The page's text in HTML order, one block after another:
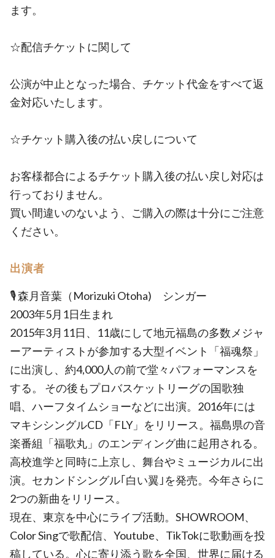
ます。
☆配信チケットに関して
公演が中止となった場合、チケット代金をすべて返
金対応いたします。
☆チケット購入後の払い戻しについて
お客様都合によるチケット購入後の払い戻し対応は
行っておりません。
買い間違いのないよう、ご購入の際は十分にご注意
ください。
出演者
🎙 森月音葉（Morizuki Otoha) シンガー
2003年5月1日生まれ
2015年3月11日、11歳にして地元福島の多数メジャ
ーアーティストが参加する大型イベント「福魂祭」
に出演し、約4,000人の前で堂々パフォーマンスを
する。 その後もプロバスケットリーグの国歌独
唱、ハーフタイムショーなどに出演。2016年には
マキシシングルCD「FLY」をリリース。福島県の音
楽番組「福歌丸」のエンディング曲に起用される。
高校進学と同時に上京し、舞台やミュージカルに出
演。セカンドシングル｢白い翼｣を発売。今年さらに
2つの新曲をリリース。
現在、東京を中心にライブ活動。SHOWROOM、
Color Singで歌配信、Youtube、TikTokに歌動画を投
稿している。心に寄り添う歌を全国、世界に届ける